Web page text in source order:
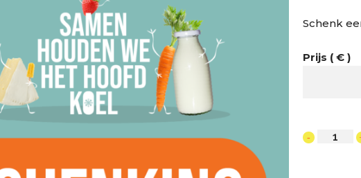
Schenk
Prijs ( € )
Schenking